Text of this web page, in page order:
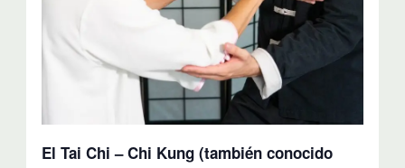
El Tai Chi – Chi Kung (también conocido